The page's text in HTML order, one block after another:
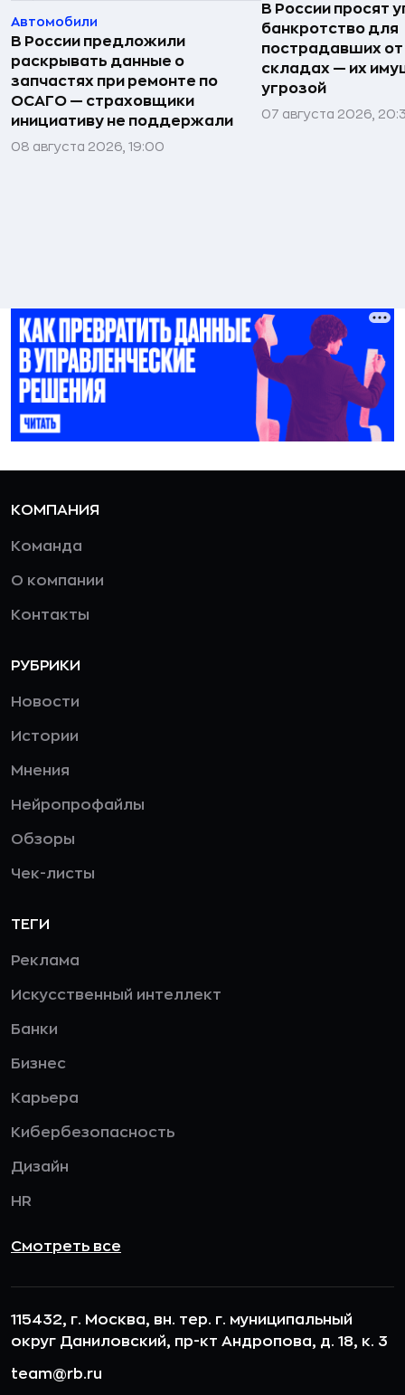
Автомобили
В России предложили
раскрывать данные о
запчастях при ремонте по
ОСАГО — страховщики
инициативу не поддержали
08 августа 2026, 19:00
В России просят
банкротство для
пострадавших
складах — их
угрозой
07 августа 2026,
КОМПАНИЯ
Команда
О компании
Контакты
РУБРИКИ
Новости
Истории
Мнения
Нейропрофайлы
Обзоры
Чек-листы
ТЕГИ
Реклама
Искусственный интеллект
Банки
Бизнес
Карьера
Кибербезопасность
Дизайн
HR
Смотреть все
115432, г. Москва, вн. тер. г. муниципальный
округ Даниловский, пр-кт Андропова, д. 18, к. 3
team@rb.ru